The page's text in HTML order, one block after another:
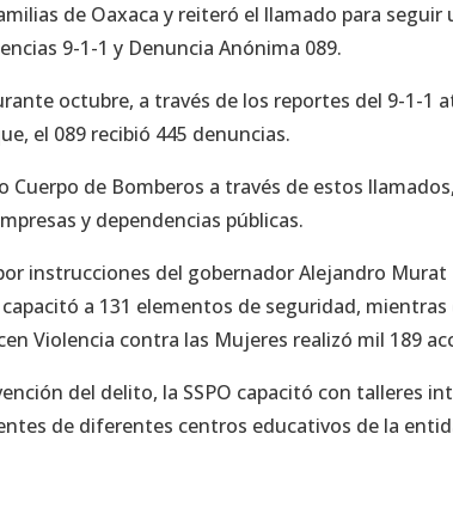
de Oaxaca y reiteró el llamado para
9-1-1 y Denuncia Anónima 089.
octubre, a través de los reportes del 9-1-1
el 089 recibió 445 denuncias.
Cuerpo de Bomberos a través de estos
y dependencias públicas.
instrucciones del gobernador Alejandro Murat
a 131 elementos de seguridad,
Violencia contra las Mujeres realizó mil 189
del delito, la SSPO capacitó con talleres
de diferentes centros educativos de la